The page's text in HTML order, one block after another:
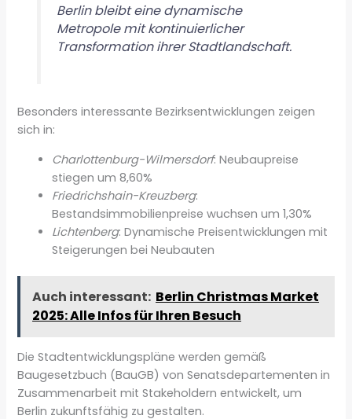
Berlin bleibt eine dynamische
Metropole mit kontinuierlicher
Transformation ihrer Stadtlandschaft.
Besonders interessante Bezirksentwicklungen zeigen
sich in:
Charlottenburg-Wilmersdorf: Neubaupreise
stiegen um 8,60%
Friedrichshain-Kreuzberg:
Bestandsimmobilienpreise wuchsen um 1,30%
Lichtenberg: Dynamische Preisentwicklungen mit
Steigerungen bei Neubauten
Auch interessant: Berlin Christmas Market
2025: Alle Infos für Ihren Besuch
Die Stadtentwicklungspläne werden gemäß
Baugesetzbuch (BauGB) von Senatsdepartementen in
Zusammenarbeit mit Stakeholdern entwickelt, um
Berlin zukunftsfähig zu gestalten.